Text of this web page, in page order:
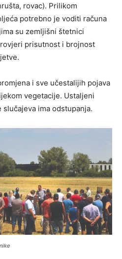
rovac). Prilikom
potrebno je voditi računa
su zemljišni štetnici
prisutnost i brojnost
i sve učestalijih pojava
vegetacije. Ustaljeni
ima odstupanja.